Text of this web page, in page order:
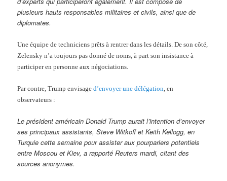
plusieurs hauts responsables militaires et civils, ainsi que de
diplomates.
Une équipe de techniciens prêts à rentrer dans les détails. De son côté,
Zelensky n’a toujours pas donné de noms, à part son insistance à
participer en personne aux négociations.
Par contre, Trump envisaged’envoyer une délégation , en
observateurs :
Le président américain Donald Trump aurait l’intention d’envoyer
ses principaux assistants, Steve Witkoff et Keith Kellogg, en
Turquie cette semaine pour assister aux pourparlers potentiels
entre Moscou et Kiev, a rapporté Reuters mardi, citant des
sources anonymes.